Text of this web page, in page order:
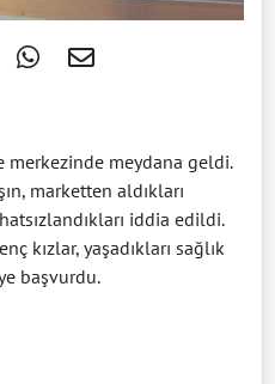
merkezinde meydana geldi.
marketten aldıkları
iddia edildi.
kızlar, yaşadıkları sağlık
başvurdu.